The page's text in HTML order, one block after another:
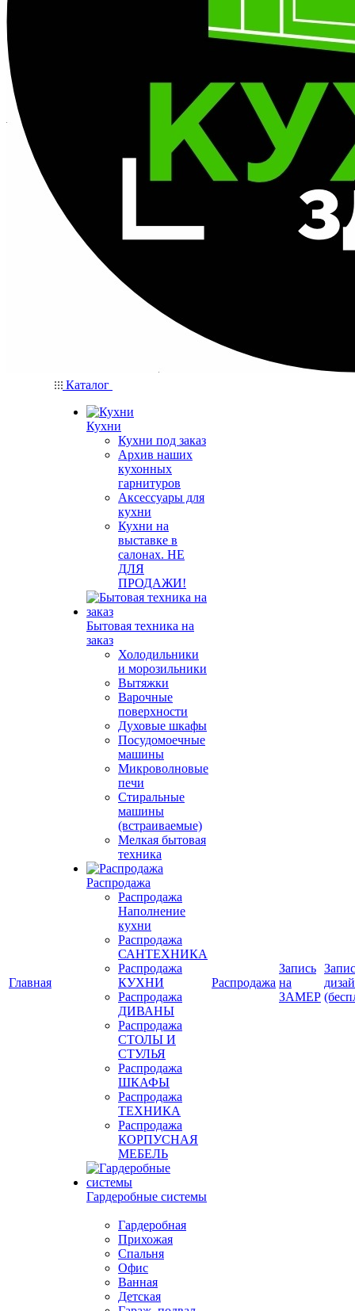
Главная
Каталог
Кухни
Кухни под заказ
Архив наших
кухонных
гарнитуров
Аксессуары для
кухни
Кухни на
выставке в
салонах. НЕ
ДЛЯ
ПРОДАЖИ!
Бытовая техника на
заказ
Холодильники
и морозильники
Вытяжки
Варочные
поверхности
Духовые шкафы
Посудомоечные
машины
Микроволновые
печи
Стиральные
машины
(встраиваемые)
Мелкая бытовая
техника
Распродажа
Распродажа
Наполнение
кухни
Распродажа
САНТЕХНИКА
Распродажа
КУХНИ
Распродажа
ДИВАНЫ
Распродажа
СТОЛЫ И
СТУЛЬЯ
Распродажа
ШКАФЫ
Распродажа
ТЕХНИКА
Распродажа
КОРПУСНАЯ
МЕБЕЛЬ
Гардеробные системы
Гардеробная
Прихожая
Спальня
Офис
Ванная
Детская
Распродажа
Запись
на
ЗАМЕР